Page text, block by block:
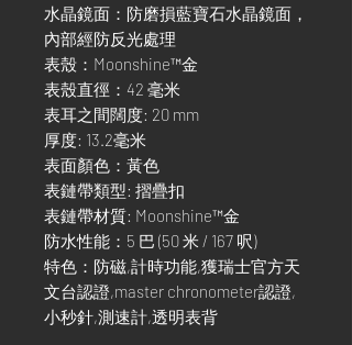
水晶鏡面：防磨損藍寶石水晶鏡面，
內部經防反光處理
表殼：Moonshine™金
表殼直徑：42 毫米
表耳之間闊度: 20 mm
厚度: 13.2毫米
表面顏色：黃色
表鏈帶類型: 摺疊扣
表鏈帶材質: Moonshine™金
防水性能：5 巴 (50 米 / 167 呎)
特色：防磁,計時功能,獲瑞士官方天
文台認證,master chronometer認證,
小秒針,測速計,透明表背